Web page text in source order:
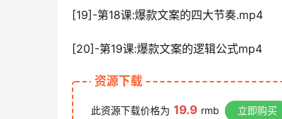
[19]-第18课:爆款文案的四大节奏.mp4
[20]-第19课:爆款文案的逻辑公式mp4
资源下载
此资源下载价格为 19.9 rmb 立即购买